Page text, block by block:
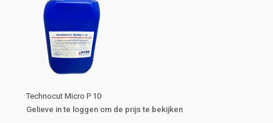
Technocut Micro P 10
Gelieve in te loggen om de prijs te bekijken